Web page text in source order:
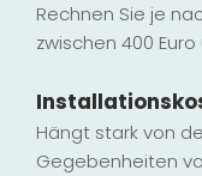
Rechnen Sie je
zwischen 400 Euro
Installations
Hängt stark von
Gegebenheiten